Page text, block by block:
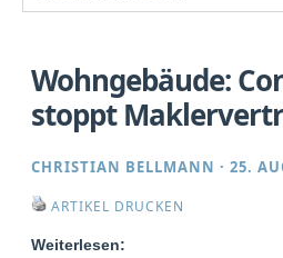
Wohngebäude:
stoppt
CHRISTIAN BELLMANN ·25.
ARTIKEL DRUCKEN
Weiterlesen: